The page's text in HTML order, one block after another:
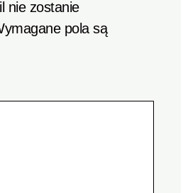
nie zostanie
pola są